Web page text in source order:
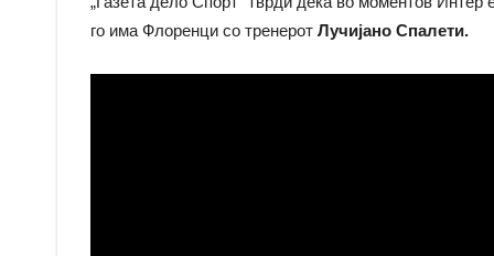
го има Флоренци со тренерот Лучијано Спалети.